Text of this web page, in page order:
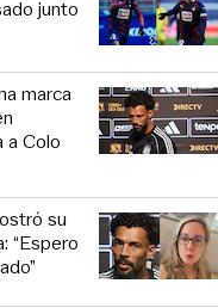
junto
marca
a Colo
su
“Espero